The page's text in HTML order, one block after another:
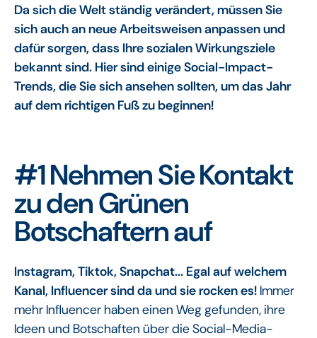
Da sich die Welt ständig verändert, müssen Sie
sich auch an neue Arbeitsweisen anpassen und
dafür sorgen, dass Ihre sozialen Wirkungsziele
bekannt sind. Hier sind einige Social-Impact-
Trends, die Sie sich ansehen sollten, um das Jahr
auf dem richtigen Fuß zu beginnen!
#1 Nehmen Sie Kontakt
zu den Grünen
Botschaftern auf
Instagram, Tiktok, Snapchat... Egal auf welchem
Kanal, Influencer sind da und sie rocken es! Immer
mehr Influencer haben einen Weg gefunden, ihre
Ideen und Botschaften über die Social-Media-